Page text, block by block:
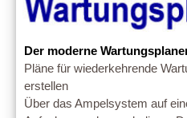
Der moderne
Pläne für wiederkehrende
erstellen
Über das Ampelsystem auf